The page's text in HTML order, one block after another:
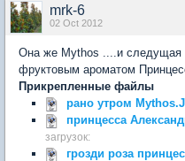
mrk-6
02 Oct 2012
Она же Mythos ....и следущая
фруктовым ароматом
Прикрепленные файлы
рано утром
принцесса
загрузок:
грозди роза